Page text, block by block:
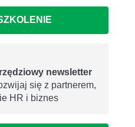
newsletter
się z partnerem,
HR i biznes